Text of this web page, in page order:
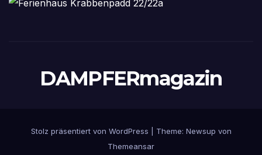
DAMPFERmagazin
Stolz präsentiert von WordPress Theme: Newsup von
Themeansar